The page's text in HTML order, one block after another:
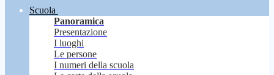
Scuola
Panoramica
Presentazione
I luoghi
Le persone
I numeri della scuola